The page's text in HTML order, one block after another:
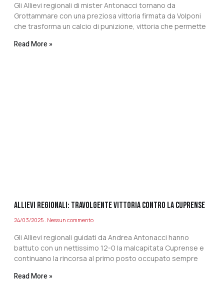
Gli Allievi regionali di mister Antonacci tornano da
Grottammare con una preziosa vittoria firmata da Volponi
che trasforma un calcio di punizione, vittoria che permette
Read More »
ALLIEVI REGIONALI: TRAVOLGENTE VITTORIA CONTRO LA CUPRENSE
24/03/2025 Nessun commento
Gli Allievi regionali guidati da Andrea Antonacci hanno
battuto con un nettissimo 12-0 la malcapitata Cuprense e
continuano la rincorsa al primo posto occupato sempre
Read More »